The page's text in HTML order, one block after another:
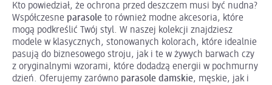
Kto powiedział, że ochrona przed deszczem musi być nudna?
Współczesne parasole to również modne akcesoria, które
mogą podkreślić Twój styl. W naszej kolekcji znajdziesz
modele w klasycznych, stonowanych kolorach, które idealnie
pasują do biznesowego stroju, jak i te w żywych barwach czy
z oryginalnymi wzorami, które dodadzą energii w pochmurny
dzień. Oferujemy zarówno parasole damskie, męskie, jak i